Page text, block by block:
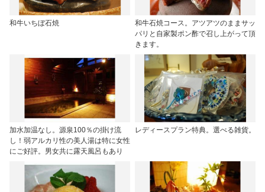
和牛いちぼ石焼
和牛石焼コース。アツアツのままサッ
パリと自家製ポン酢で召し上がって頂
きます。
加水加温なし。源泉100％の掛け流
し！弱アルカリ性の美人湯は特に女性
にご好評。男女共に露天風呂もあり
レディースプラン特典。選べる雑貨。